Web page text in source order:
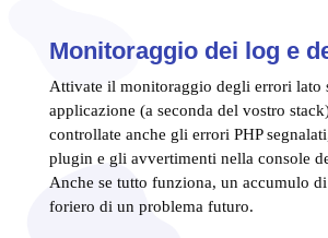
Monitoraggio dei log e
Attivate il monitoraggio degli errori lato
applicazione (a seconda del vostro
controllate anche gli errori PHP
plugin e gli avvertimenti nella console
Anche se tutto funziona, un accumulo di
foriero di un problema futuro.